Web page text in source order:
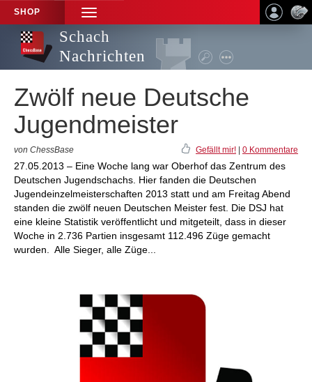
SHOP
TOGGLE
NAVIGATION
Schach
Nachrichten
Zwölf neue Deutsche
Jugendmeister
von ChessBase Gefällt mir! 0 Kommentare
27.05.2013 – Eine Woche lang war Oberhof das Zentrum des
Deutschen Jugendschachs. Hier fanden die Deutschen
Jugendeinzelmeisterschaften 2013 statt und am Freitag Abend
standen die zwölf neuen Deutschen Meister fest. Die DSJ hat
eine kleine Statistik veröffentlicht und mitgeteilt, dass in dieser
Woche in 2.736 Partien insgesamt 112.496 Züge gemacht
wurden. Alle Sieger, alle Züge...